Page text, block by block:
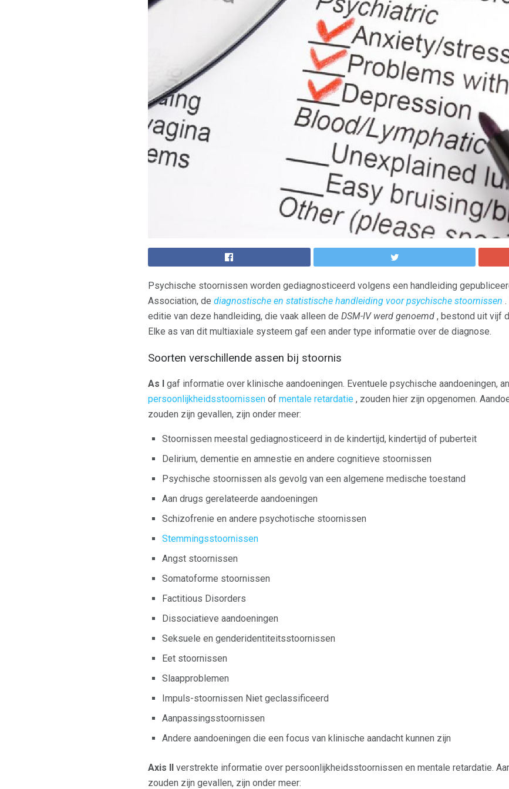
Psychische stoornissen worden gediagnosticeerd volgens een handleiding
Association, de diagnostische en statistische handleiding voor psychische stoornissen
editie van deze handleiding, die vaak alleen de DSM-IV werd genoemd , bestond uit vijf
Elke as van dit multiaxiale systeem gaf een ander type informatie over de diagnose.
Soorten verschillende assen bij stoornis
As I
gaf informatie over klinische aandoeningen. Eventuele psychische aandoeningen,
persoonlijkheidsstoornissen of mentale retardatie , zouden hier zijn opgenomen.
zouden zijn gevallen, zijn onder meer:
Stoornissen meestal gediagnosticeerd in de kindertijd, kindertijd of puberteit
Delirium, dementie en amnestie en andere cognitieve stoornissen
Psychische stoornissen als gevolg van een algemene medische toestand
Aan drugs gerelateerde aandoeningen
Schizofrenie en andere psychotische stoornissen
Stemmingsstoornissen
Angst stoornissen
Somatoforme stoornissen
Factitious Disorders
Dissociatieve aandoeningen
Seksuele en genderidentiteitsstoornissen
Eet stoornissen
Slaapproblemen
Impuls-stoornissen Niet geclassificeerd
Aanpassingsstoornissen
Andere aandoeningen die een focus van klinische aandacht kunnen zijn
Axis II
verstrekte informatie over persoonlijkheidsstoornissen en mentale retardatie.
zouden zijn gevallen, zijn onder meer: